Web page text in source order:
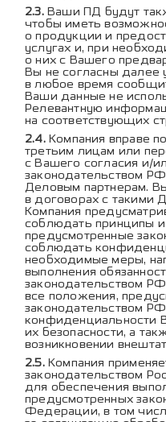
Ваши ПД будут
чтобы иметь
о продукции и
услугах и, при
о них с Вашего
Вы не согласны далее
в любое время
Ваши данные не
Релевантную
на соответствующих
Компания вправе
третьим лицам или
с Вашего согласия и/
законодательством
Деловым партнерам.
в договорах с такими
Компания
соблюдать принципы
предусмотренные
соблюдать
необходимые меры,
выполнения
законодательством
все положения,
законодательством
конфиденциальности
их безопасности, а
возникновении
Компания
законодательством
для обеспечения
предусмотренных
Федерации, в том